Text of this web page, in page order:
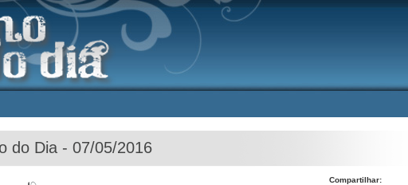
do Dia - 07/05/2016
Compartilhar: